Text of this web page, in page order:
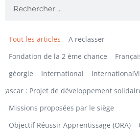
A reclasser
Fondation de la 2 ème chance
géorgie
International
: Projet de développement
Missions proposées par le siège
Objectif Réussir Apprentissage (ORA)
Tout les articles